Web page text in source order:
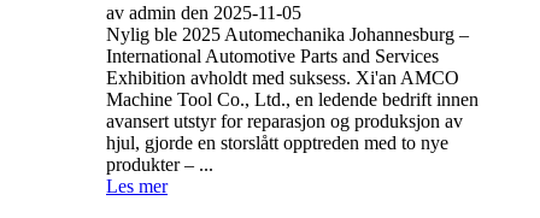
av admin den 2025-11-05
Nylig ble 2025 Automechanika Johannesburg –
International Automotive Parts and Services
Exhibition avholdt med suksess. Xi'an AMCO
Machine Tool Co., Ltd., en ledende bedrift innen
avansert utstyr for reparasjon og produksjon av
hjul, gjorde en storslått opptreden med to nye
produkter – ...
Les mer